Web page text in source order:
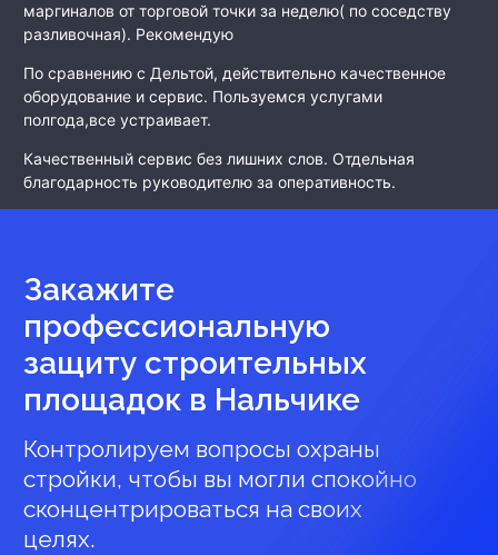
маргиналов от торговой точки за неделю( по соседству
разливочная). Рекомендую
По сравнению с Дельтой, действительно качественное
оборудование и сервис. Пользуемся услугами
полгода,все устраивает.
Качественный сервис без лишних слов. Отдельная
благодарность руководителю за оперативность.
Закажите
профессиональную
защиту строительных
площадок в Нальчике
Контролируем вопросы охраны
стройки, чтобы вы могли спокойно
сконцентрироваться на своих
целях.